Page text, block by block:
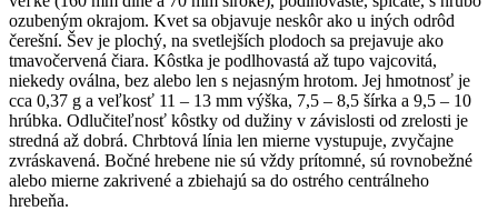
ozubeným okrajom. Kvet sa objavuje neskôr ako u iných odrôd
čerešní. Šev je plochý, na svetlejších plodoch sa prejavuje ako
tmavočervená čiara. Kôstka je podlhovastá až tupo vajcovitá,
niekedy oválna, bez alebo len s nejasným hrotom. Jej hmotnosť je
cca 0,37 g a veľkosť 11 – 13 mm výška, 7,5 – 8,5 šírka a 9,5 – 10
hrúbka. Odlučiteľnosť kôstky od dužiny v závislosti od zrelosti je
stredná až dobrá. Chrbtová línia len mierne vystupuje, zvyčajne
zvráskavená. Bočné hrebene nie sú vždy prítomné, sú rovnobežné
alebo mierne zakrivené a zbiehajú sa do ostrého centrálneho
hrebeňa.